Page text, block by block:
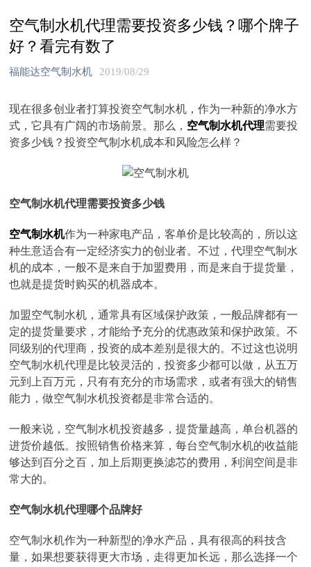
空气制水机代理需要投资多少钱？哪个牌子
好？看完有数了
福能达空气制水机 2019/08/29
现在很多创业者打算投资空气制水机，作为一种新的净水方
式，它具有广阔的市场前景。那么， 空气制水机代理需要投
资多少钱？投资空气制水机成本和风险怎么样？
空气制水机代理需要投资多少钱
空气制水机作为一种家电产品，客单价是比较高的，所以这
种生意适合有一定经济实力的创业者。不过，代理空气制水
机的成本，一般不是来自于加盟费用，而是来自于提货量，
也就是提货时购买的机器成本。
加盟空气制水机，通常具有区域保护政策，一般品牌都有一
定的提货量要求，才能给予充分的优惠政策和保护政策。不
同级别的代理商，投资的成本差别是很大的。不过这也说明
空气制水机代理是比较灵活的，投资多少都可以做，从五万
元到上百万元，只有有充分的市场需求，或者有强大的销售
能力，做空气制水机投资都是非常合适的。
一般来说，空气制水机投资越多，提货量越高，单台机器的
进货价越低。按照销售价格来算，每台空气制水机的收益能
够达到百分之百，加上后期更换滤芯的费用，利润空间是非
常大的。
空气制水机代理哪个品牌好
空气制水机作为一种新型的净水产品，具有很高的科技含
量，如果想要获得更大市场，走得更加长远，那么选择一个